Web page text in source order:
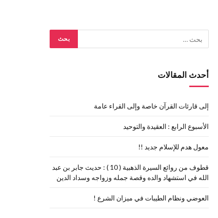
أحدث المقالات
إلى قارئات القرآن خاصة وإلى القراء عامة
الأسبوع الرابع : العقيدة والتوحيد
معول هدم للإسلام جديد !!
قطوف من روائع السيرة الذهبية ( 10 ) : حديث جابر بن عبد
الله في استشهاد والده وقصة جمله وزواجه وسداد الدين
العوضي ونظام الطيبات في ميزان الشرع !